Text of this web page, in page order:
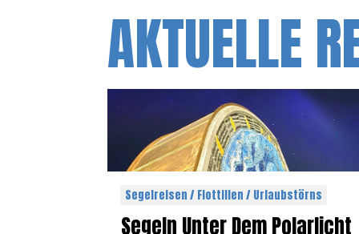
AKTUELLE
Segelreisen / Flottillen / Urlaubstörns
Segeln Unter Dem Polarlicht